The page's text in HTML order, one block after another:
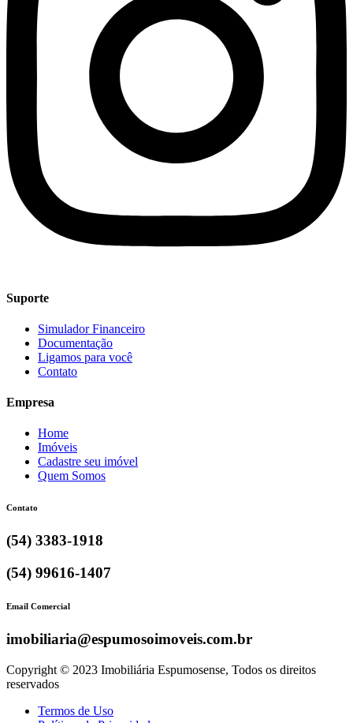
Suporte
Simulador Financeiro
Documentação
Ligamos para você
Contato
Empresa
Home
Imóveis
Cadastre seu imóvel
Quem Somos
Contato
(54) 3383-1918
(54) 99616-1407
Email Comercial
imobiliaria@espumosoimoveis.com.br
Copyright © 2023 Imobiliária Espumosense, Todos os direitos
reservados
Termos de Uso